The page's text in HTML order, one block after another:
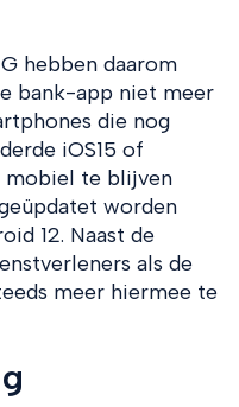
hebben daarom
bank-app niet meer
die nog
iOS15 of
mobiel te blijven
worden
12. Naast de
als de
meer hiermee te